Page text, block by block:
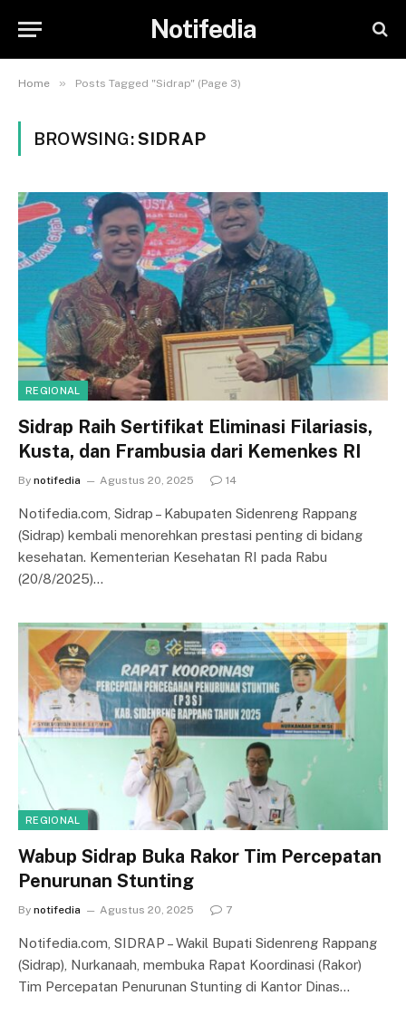
Notifedia
Home » Posts Tagged "Sidrap" (Page 3)
BROWSING:SIDRAP
REGIONAL
Sidrap Raih Sertifikat Eliminasi Filariasis,
Kusta, dan Frambusia dari Kemenkes RI
By notifedia Agustus 20, 2025 14
Notifedia.com, Sidrap – Kabupaten Sidenreng Rappang
(Sidrap) kembali menorehkan prestasi penting di bidang
kesehatan. Kementerian Kesehatan RI pada Rabu
(20/8/2025)…
REGIONAL
Wabup Sidrap Buka Rakor Tim Percepatan
Penurunan Stunting
By notifedia Agustus 20, 2025 7
Notifedia.com, SIDRAP – Wakil Bupati Sidenreng Rappang
(Sidrap), Nurkanaah, membuka Rapat Koordinasi (Rakor)
Tim Percepatan Penurunan Stunting di Kantor Dinas…